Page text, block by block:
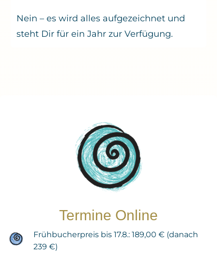
Nein – es wird alles aufgezeichnet und
steht Dir für ein Jahr zur Verfügung.
Termine Online
Frühbucherpreis bis 17.8.: 189,00 € (danach
239 €)